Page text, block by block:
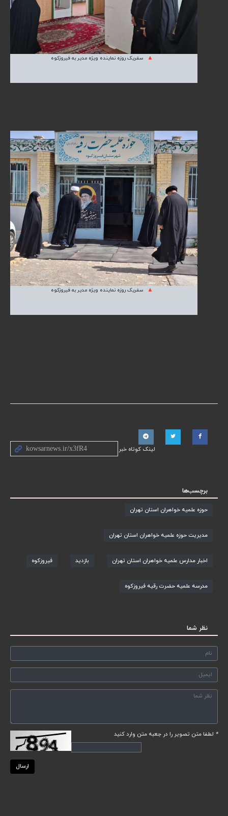
سفریک روزه نماینده ویژه مدیر به فیروزکوه
سفریک روزه نماینده ویژه مدیر به فیروزکوه
لینک کوتاه خبر
برچسب‌ها
حوزه علمیه خواهران استان تهران
مدیریت حوزه علمیه خواهران استان تهران
اخبار مدارس علمیه خواهران استان تهران بازدید فیروزکوه
مدرسه علمیه حضرت رقیه فیروزکوه
نظر شما
* لطفا متن تصویر را در جعبه متن وارد کنید
ارسال